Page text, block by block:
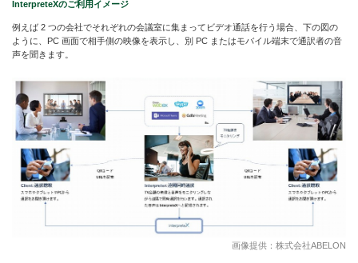
InterpreteXのご利用イメージ
例えば 2 つの会社でそれぞれの会議室に集まってビデオ通話を行う場合、下の図の
ように、PC 画面で相手側の映像を表示し、別 PC またはモバイル端末で通訳者の音
声を聞きます。
画像提供：株式会社ABELON